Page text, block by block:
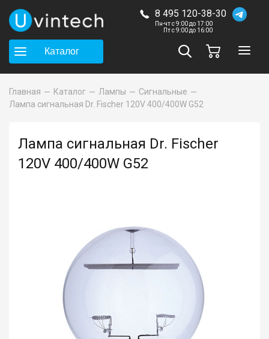
8 495 120-38-30
Пн-чт с 9:00 до 17:00
Пт с 9:00 до 16:00
Каталог
Главная Каталог Лампы
Сигнальные
Лампа сигнальная Dr. Fischer 120V 400/400W G52
Лампа сигнальная Dr. Fischer
120V 400/400W G52